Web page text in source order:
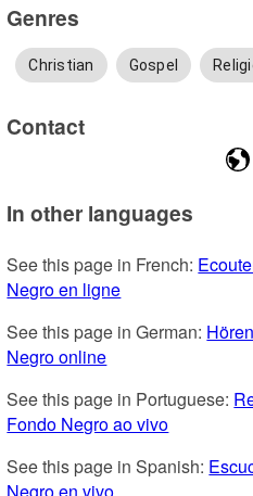
Genres
Christian Gospel
Contact
In other languages
See this page in French:
Negro en ligne
See this page in German:
Negro online
See this page in Portuguese:
Fondo Negro ao vivo
See this page in Spanish:
Negro en vivo